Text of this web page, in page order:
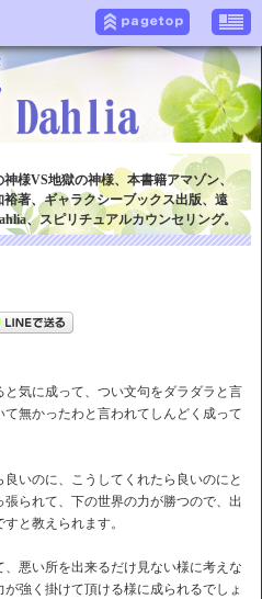
様VS地獄の神様、本書籍アマゾン、
著、ギャラクシーブックス出版、遠
、スピリチュアルカウンセリング。
気に成って、つい文句をダラダラと言
無かったわと言われてしんどく成って
いのに、こうしてくれたら良いのにと
られて、下の世界の力が勝つので、出
と教えられます。
悪い所を出来るだけ見ない様に考えな
強く掛けて頂ける様に成られるでしょ